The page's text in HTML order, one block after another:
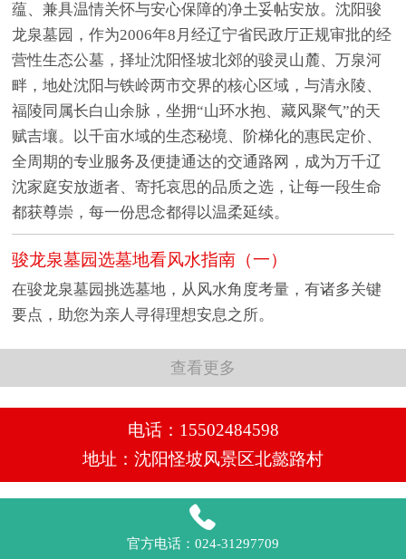
蕴、兼具温情关怀与安心保障的净土妥帖安放。沈阳骏
龙泉墓园，作为2006年8月经辽宁省民政厅正规审批的经
营性生态公墓，择址沈阳怪坡北郊的骏灵山麓、万泉河
畔，地处沈阳与铁岭两市交界的核心区域，与清永陵、
福陵同属长白山余脉，坐拥“山环水抱、藏风聚气”的天
赋吉壤。以千亩水域的生态秘境、阶梯化的惠民定价、
全周期的专业服务及便捷通达的交通路网，成为万千辽
沈家庭安放逝者、寄托哀思的品质之选，让每一段生命
都获尊崇，每一份思念都得以温柔延续。
骏龙泉墓园选墓地看风水指南​（一）
在骏龙泉墓园挑选墓地，从风水角度考量，有诸多关键
要点，助您为亲人寻得理想安息之所。​
查看更多
电话：15502484598
地址：沈阳怪坡风景区北懿路村

官方电话：024-31297709